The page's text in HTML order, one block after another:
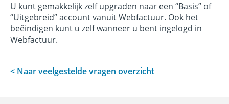
U kunt gemakkelijk zelf upgraden naar een “Basis” of
“Uitgebreid” account vanuit Webfactuur. Ook het
beëindigen kunt u zelf wanneer u bent ingelogd in
Webfactuur.
< Naar veelgestelde vragen overzicht